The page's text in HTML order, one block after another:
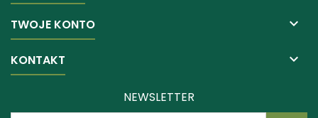
TWOJE KONTO 
KONTAKT 
NEWSLETTER